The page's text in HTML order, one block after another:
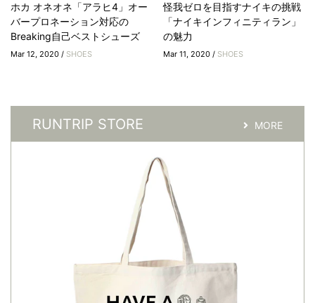
ホカ オネオネ「アラヒ4」オー
バープロネーション対応の
Breaking自己ベストシューズ
Mar 12, 2020 / SHOES
怪我ゼロを目指すナイキの挑戦
「ナイキインフィニティラン」
の魅力
Mar 11, 2020 / SHOES
RUNTRIP STORE MORE